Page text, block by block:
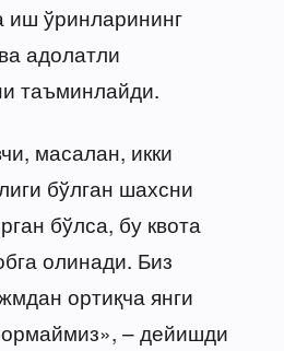
иш ўринларининг
адолатли
таъминлайди.
масалан, икки
бўлган шахсни
бўлса, бу квота
олинади. Биз
ортиқча янги
– дейишди